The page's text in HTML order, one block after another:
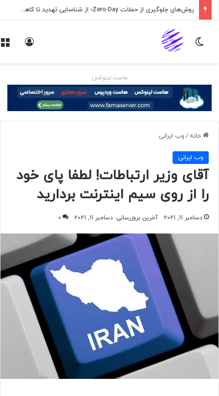
روش‌های جلوگیری از حملات Zero-Day؛ از شناسایی تهدید تا کاهش ریسک
تغییر پوسته
هاست لینوکس
خانه / وب ايرانی
وب ايرانی
آقای وزیر ارتباطات! لطفا پای خود
را از روی سیم اینترنت بردارید
دسامبر 11, 2021 آخرین بروزرسانی: دسامبر 11, 2021 0